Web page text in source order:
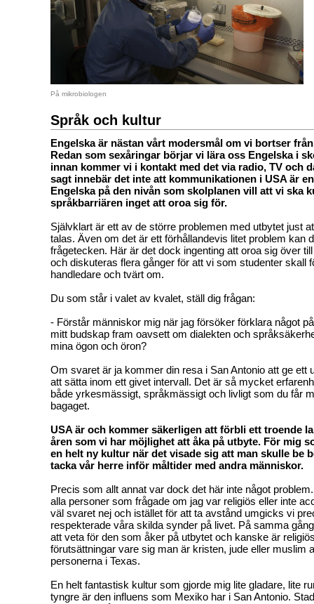
På mikrobiologen
Språk och kultur
Engelska är nästan vårt modersmål om vi bortser
Redan som sexåringar börjar vi lära oss Engelska i
innan kommer vi i kontakt med det via radio, TV och
sagt innebär det inte att kommunikationen i USA är
Engelska på den nivån som skolplanen vill att vi ska
språkbarriären inget att oroa sig för.
Självklart är ett av de större problemen med utbytet just
talas. Även om det är ett förhållandevis litet problem kan
frågetecken. Här är det dock ingenting att oroa sig över
och diskuteras flera gånger för att vi som studenter skall
handledare och tvärt om.
Du som står i valet av kvalet, ställ dig frågan:
- Förstår människor mig när jag försöker förklara något
mitt budskap fram oavsett om dialekten och
mina ögon och öron?
Om svaret är ja kommer din resa i San Antonio att ge ett
att sätta inom ett givet intervall. Det är så mycket
både yrkesmässigt, språkmässigt och livligt som du får
bagaget.
USA är och kommer säkerligen att förbli ett troende
åren som vi har möjlighet att åka på utbyte. För mig
en helt ny kultur när det visade sig att man skulle be
tacka vår herre inför måltider med andra människor.
Precis som allt annat var dock det här inte något
alla personer som frågade om jag var religiös eller inte
väl svaret nej och istället för att ta avstånd umgicks vi
respekterade våra skilda synder på livet. På samma
att veta för den som åker på utbytet och kanske är
förutsättningar vare sig man är kristen, jude eller muslim
personerna i Texas.
En helt fantastisk kultur som gjorde mig lite gladare, lite
tyngre är den influens som Mexiko har i San Antonio.